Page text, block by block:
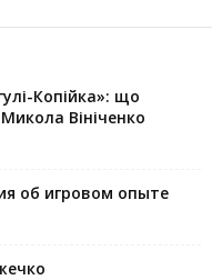
Копійка»: що
Вініченко
об игровом опыте